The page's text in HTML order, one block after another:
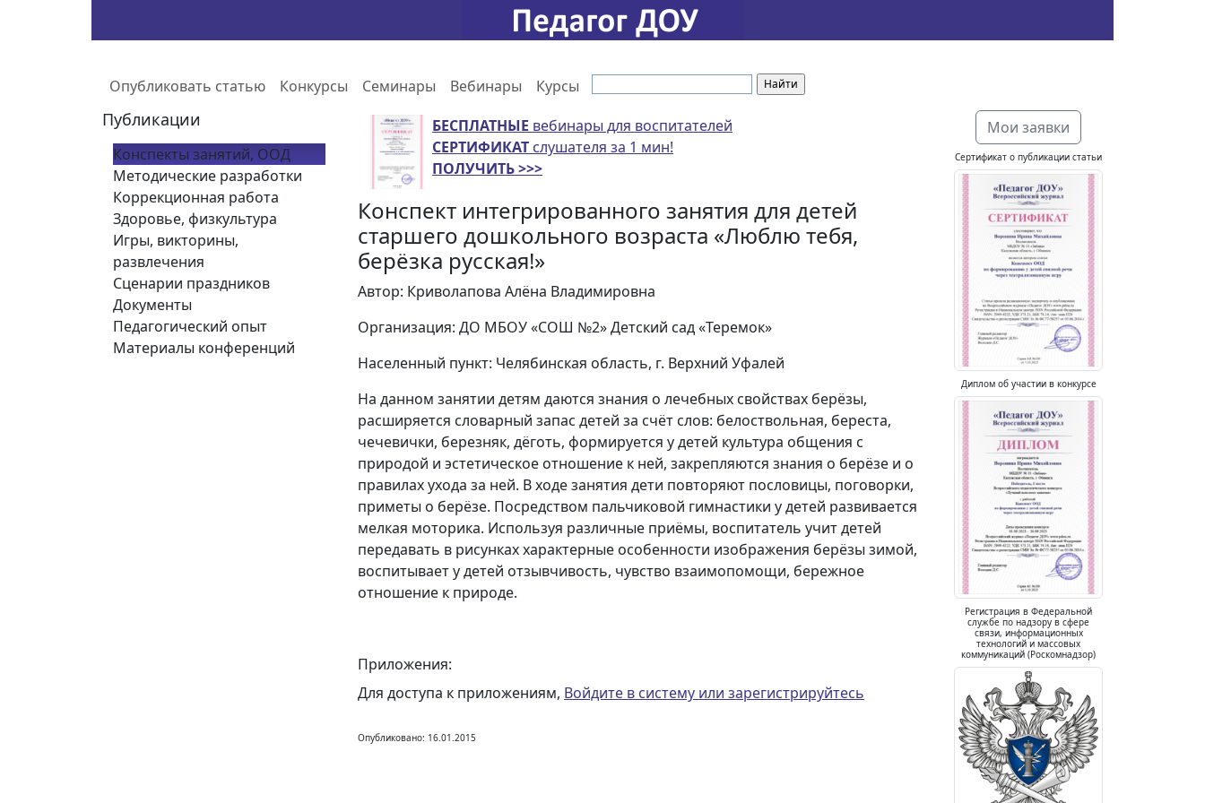
Опубликовать статью Конкурсы Семинары Вебинары Курсы
Публикации
Конспекты занятий, ООД
Методические разработки
Коррекционная работа
Здоровье, физкультура
Игры, викторины,
развлечения
Сценарии праздников
Документы
Педагогический опыт
Материалы конференций
БЕСПЛАТНЫЕ вебинары для воспитателей
СЕРТИФИКАТ слушателя за 1 мин!
ПОЛУЧИТЬ >>>
Конспект интегрированного занятия для детей
старшего дошкольного возраста «Люблю тебя,
берёзка русская!»
Автор: Криволапова Алёна Владимировна
Организация: ДО МБОУ «СОШ №2» Детский сад «Теремок»
Населенный пункт: Челябинская область, г. Верхний Уфалей
На данном занятии детям даются знания о лечебных свойствах берёзы,
расширяется словарный запас детей за счёт слов: белоствольная, береста,
чечевички, березняк, дёготь, формируется у детей культура общения с
природой и эстетическое отношение к ней, закрепляются знания о берёзе и о
правилах ухода за ней. В ходе занятия дети повторяют пословицы, поговорки,
приметы о берёзе. Посредством пальчиковой гимнастики у детей развивается
мелкая моторика. Используя различные приёмы, воспитатель учит детей
передавать в рисунках характерные особенности изображения берёзы зимой,
воспитывает у детей отзывчивость, чувство взаимопомощи, бережное
отношение к природе.
Приложения:
Для доступа к приложениям, Войдите в систему или зарегистрируйтесь
Опубликовано: 16.01.2015
Мои заявки
Сертификат о публикации статьи
Диплом об участии в конкурсе
Регистрация в Федеральной
службе по надзору в сфере
связи, информационных
технологий и массовых
коммуникаций (Роскомнадзор)